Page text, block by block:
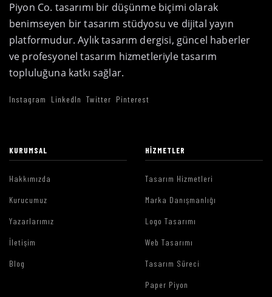
Piyon Co. tasarımı bir düşünme biçimi olarak
benimseyen bir tasarım stüdyosu ve dijital yayın
platformudur. Aylık tasarım dergisi, güncel haberler
ve profesyonel tasarım hizmetleriyle tasarım
topluluğuna katkı sağlar.
Instagram LinkedIn Twitter Pinterest
KURUMSAL
Hakkımızda
Kurucumuz
Yazarlarımız
İletişim
Blog
HIZMETLER
Tasarım Hizmetleri
Marka Danışmanlığı
Logo Tasarımı
Web Tasarımı
Tasarım Süreci
Paper Piyon